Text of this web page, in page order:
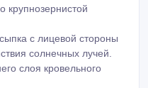
крупнозернистой
с лицевой стороны
солнечных лучей.
слоя кровельного